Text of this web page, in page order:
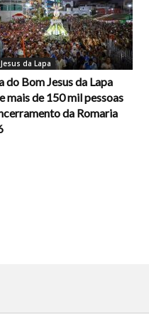
da Lapa
do Bom Jesus da Lapa
mais de 150 mil pessoas
da Romaria